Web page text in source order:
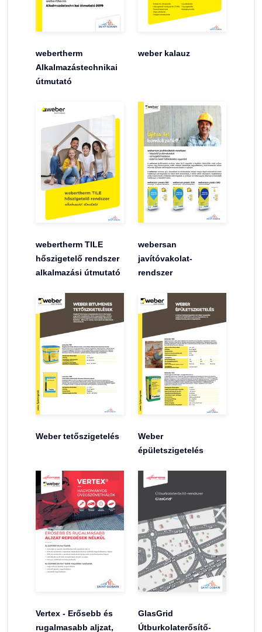
webertherm
Alkalmazástechnikai
útmutató
weber kalauz
webertherm TILE
hőszigetelő rendszer
alkalmazási útmutató
webersan
javítóvakolat-
rendszer
Weber tetőszigetelés
Weber
épületszigetelés
Vertex - Erősebb és
rugalmasabb aljzat,
GlasGrid
Útburkolaterősítő-